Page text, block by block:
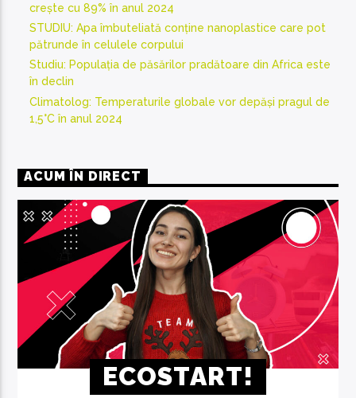
crește cu 89% în anul 2024
STUDIU: Apa îmbuteliată conține nanoplastice care pot
pătrunde în celulele corpului
Studiu: Populația de păsărilor pradătoare din Africa este
în declin
Climatolog: Temperaturile globale vor depăși pragul de
1,5°C în anul 2024
ACUM ÎN DIRECT
ECOSTART!